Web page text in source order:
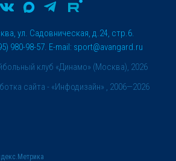
клуб «Динамо» (Москва), 2026
ул. Садовническая, д.24, стр.6.
980-98-57. E-mail: sport@avangard.ru
сайта - «Инфодизайн» , 2006—2026